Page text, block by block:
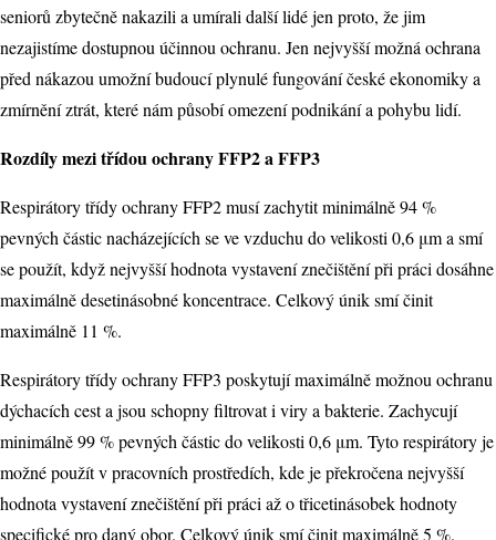
seniorů zbytečně nakazili a umírali další lidé jen proto, že jim
nezajistíme dostupnou účinnou ochranu. Jen nejvyšší možná ochrana
před nákazou umožní budoucí plynulé fungování české ekonomiky a
zmírnění ztrát, které nám působí omezení podnikání a pohybu lidí.
Rozdíly mezi třídou ochrany FFP2 a FFP3
Respirátory třídy ochrany FFP2 musí zachytit minimálně 94 %
pevných částic nacházejících se ve vzduchu do velikosti 0,6 μm a smí
se použít, když nejvyšší hodnota vystavení znečištění při práci dosáhne
maximálně desetinásobné koncentrace. Celkový únik smí činit
maximálně 11 %.
Respirátory třídy ochrany FFP3 poskytují maximálně možnou ochranu
dýchacích cest a jsou schopny filtrovat i viry a bakterie. Zachycují
minimálně 99 % pevných částic do velikosti 0,6 μm. Tyto respirátory je
možné použít v pracovních prostředích, kde je překročena nejvyšší
hodnota vystavení znečištění při práci až o třicetinásobek hodnoty
specifické pro daný obor. Celkový únik smí činit maximálně 5 %.